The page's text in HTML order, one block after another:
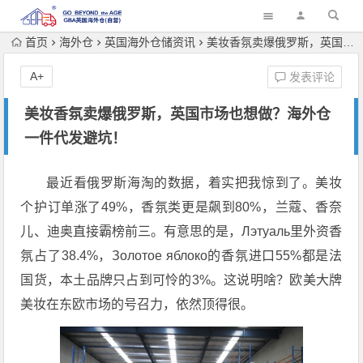
首页 海外仓 英国海外仓储资讯 美妆香氛卖爆俄罗斯，英国市场也想做？海外仓一件代发避坑！
美妆香氛卖爆俄罗斯，英国市场也想做？海外仓
一件代发避坑！
发表评论
A+
最近看俄罗斯海淘的数据，着实把我惊到了。美妆
个护订单涨了49%，香氛类更是飙到80%，兰蔻、香奈
儿、迪奥直接霸榜前三。有意思的是，Лэтуаль里外资香
氛占了38.4%，Золотое яблоко的香氛进口55%都是法
国货，本土品牌只占到可怜的3%。这说明啥？欧美大牌
美妆在东欧市场的号召力，依然顶得很。